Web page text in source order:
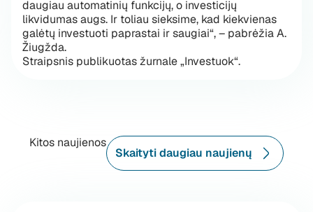
daugiau automatinių funkcijų, o investicijų
likvidumas augs. Ir toliau sieksime, kad kiekvienas
galėtų investuoti paprastai ir saugiai“, – pabrėžia A.
Žiugžda.
Straipsnis publikuotas žurnale „Investuok“.
Kitos naujienos
Skaityti daugiau naujienų